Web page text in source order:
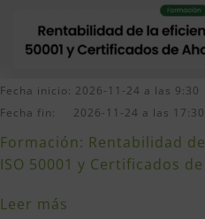
Fecha inicio: 2026-11-24 a las 9:30
Fecha fin: 2026-11-24 a las 17:30
Formación: Rentabilidad
ISO 50001 y Certificados
Leer más